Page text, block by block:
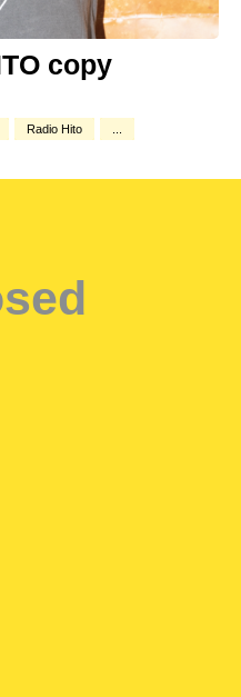
copy
Radio Hito